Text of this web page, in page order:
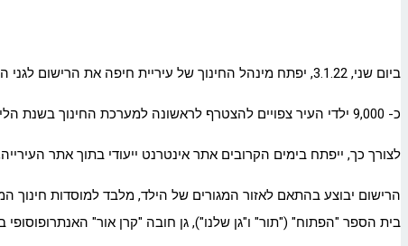
ביום שני, 3.1.22, יפתח מינהל החינוך של עיריית חיפה את הרישום לגני הילדים ולכיתות א' לשנת הלימודים תשפ"ג, אשר יימשך עד ליום חמישי, ה- 23.01.22.
כ- 9,000 ילדי העיר צפויים להצטרף לראשונה למערכת החינוך בשנת הלימודים תשפ"ג כאשר 7,000 מתוכם יירשמו לראשונה לגני הילדים העירוניים, ועוד כ- 2,200 ילדים יעלו לכיתה א'.
לצורך כך, ייפתח בימים הקרובים אתר אינטרנט ייעודי בתוך אתר
הרישום יבוצע בהתאם לאזור המגורים של הילד, מלבד למוסדות חינוך
בית הספר "הפתוח" ("תור" ו"גן שלנו"), גן חובה "קרן אור"